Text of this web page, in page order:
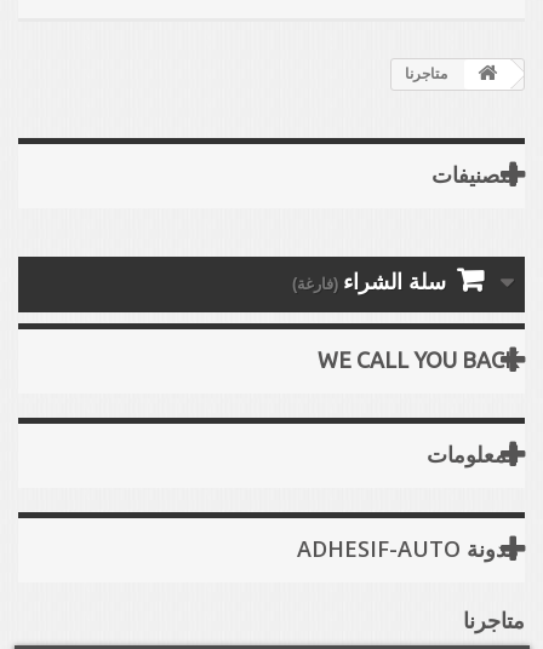
متاجرنا
التصنيفات
سلة الشراء (فارغة)
WE CALL YOU BACK
المعلومات
مدونة ADHESIF-AUTO
متاجرنا